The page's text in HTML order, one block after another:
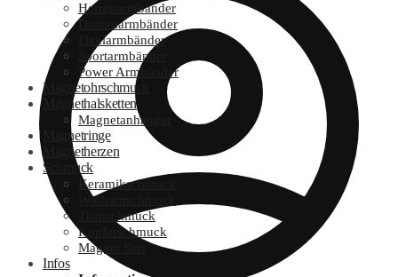
Herrenarmbänder
Damenarmbänder
Flexiarmbänder
Sportarmbänder
Power Armbänder
Magnetohrschmuck
Magnethalsketten
Magnetanhänger
Magnetringe
Magnetherzen
Schmuck
Keramikschmuck
Wolframschmuck
Titanschmuck
Kupferschmuck
Magnet Sets
Infos